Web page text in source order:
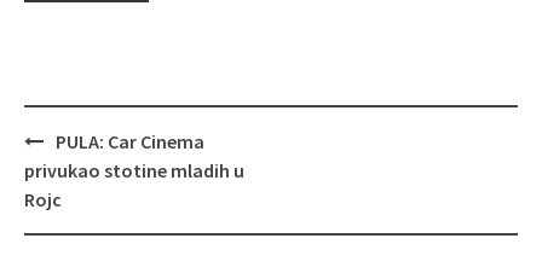
Navigacija
objava
PULA: Car Cinema
privukao stotine mladih u
Rojc